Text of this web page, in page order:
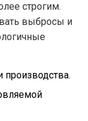
строгим.
выбросы и
производства.